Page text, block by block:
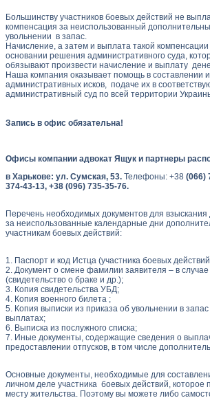
Большинству участников боевых действий не
компенсация за неиспользованный
увольнении в запас.
Начисление, а затем и выплата такой
основании решения административного суда,
обязывают произвести начисление и выплату
Наша компания оказывает помощь в составлении
административных исков, подаче их в
административный суд по всей территории
Запись в офис обязательна!
Офисы компании адвокат Ящук и партнеры
в Харькове: ул. Сумская, 53. Телефоны: +38 (066)
374-43-13, +38 (096) 735-35-76.
Перечень необходимых документов для
за неиспользованные календарные дни
участникам боевых действий:
1. Паспорт и код Истца (участника боевых
2. Документ о смене фамилии заявителя – в
(свидетельство о браке и др.);
3. Копия свидетельства УБД;
4. Копия военного билета ;
5. Копия выписки из приказа об увольнении в
выплатах;
6. Выписка из послужного списка;
7. Иные документы, содержащие сведения о
предоставлении отпусков, в том числе
Основные документы, необходимые для
личном деле участника боевых действий, которое
месту жительства. Поэтому вы можете либо